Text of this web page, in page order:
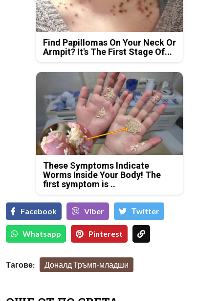
Find Papillomas On Your Neck Or
Armpit? It's The First Stage Of...
These Symptoms Indicate
Worms Inside Your Body! The
first symptom is ..
Facebook Viber Тwitter
Whatsapp Pinterest
Тагове: Доналд Тръмп-младши